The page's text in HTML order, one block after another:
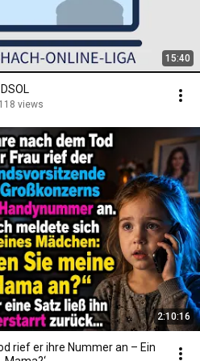
15:40
118 views
2:10:16
rief er ihre Nummer an – Ein